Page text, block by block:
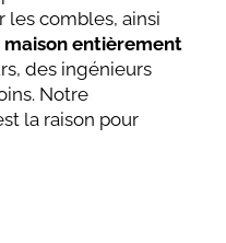
les combles, ainsi
maison entièrement
des ingénieurs
Notre
la raison pour